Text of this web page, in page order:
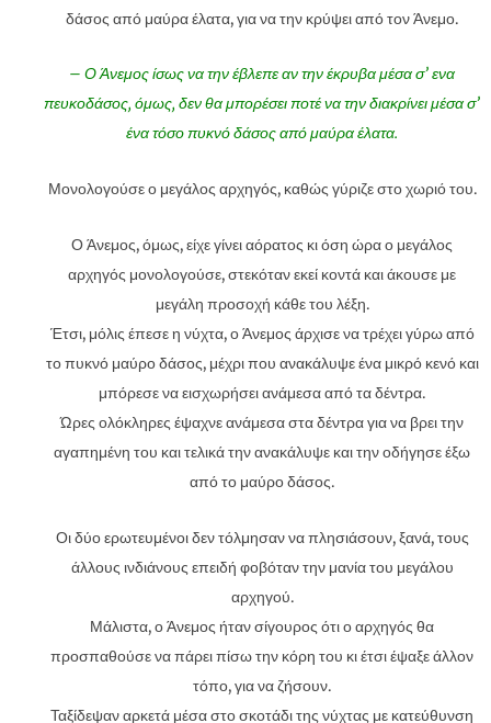
δάσος από μαύρα έλατα, για να την κρύψει από τον Άνεμο.
– Ο Άνεμος ίσως να την έβλεπε αν την έκρυβα μέσα σ’ ενα
πευκοδάσος, όμως, δεν θα μπορέσει ποτέ να την διακρίνει μέσα σ’
ένα τόσο πυκνό δάσος από μαύρα έλατα.
Μονολογούσε ο μεγάλος αρχηγός, καθώς γύριζε στο χωριό του.
Ο Άνεμος, όμως, είχε γίνει αόρατος κι όση ώρα ο μεγάλος
αρχηγός μονολογούσε, στεκόταν εκεί κοντά και άκουσε με
μεγάλη προσοχή κάθε του λέξη.
Έτσι, μόλις έπεσε η νύχτα, ο Άνεμος άρχισε να τρέχει γύρω από
το πυκνό μαύρο δάσος, μέχρι που ανακάλυψε ένα μικρό κενό και
μπόρεσε να εισχωρήσει ανάμεσα από τα δέντρα.
Ώρες ολόκληρες έψαχνε ανάμεσα στα δέντρα για να βρει την
αγαπημένη του και τελικά την ανακάλυψε και την οδήγησε έξω
από το μαύρο δάσος.
Οι δύο ερωτευμένοι δεν τόλμησαν να πλησιάσουν, ξανά, τους
άλλους ινδιάνους επειδή φοβόταν την μανία του μεγάλου
αρχηγού.
Μάλιστα, ο Άνεμος ήταν σίγουρος ότι ο αρχηγός θα
προσπαθούσε να πάρει πίσω την κόρη του κι έτσι έψαξε άλλον
τόπο, για να ζήσουν.
Ταξίδεψαν αρκετά μέσα στο σκοτάδι της νύχτας με κατεύθυνση